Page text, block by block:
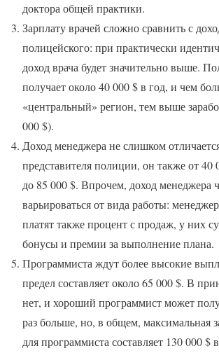
доктора общей практики.
Зарплату врачей сложно сравнить с
полицейского: при практически
доход врача будет значительно выше.
получает около 40 000 $ в год, и чем
«центральный» регион, тем выше
000 $).
Доход менеджера не слишком
представителя полиции, он также от
до 85 000 $. Впрочем, доход менеджера
варьироваться от вида работы:
платят также процент с продаж, у них
бонусы и премии за выполнение плана.
Программиста ждут более высокие
предел составляет около 65 000 $. В
нет, и хороший программист может
раз больше, но, в общем, максимальная
для программиста составляет 130 000 $